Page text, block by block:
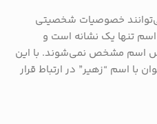
خصوصیات شخصیتی
تنها یک نشانه است و
اسم مشخص نمی‌شوند. با این
با اسم “زهیر” در ارتباط قرار